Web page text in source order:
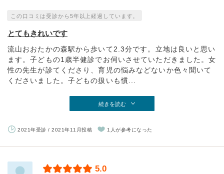
この口コミは受診から5年以上経過しています。
とてもきれいです
流山おおたかの森駅から歩いて2.3分です。立地は良いと思い
ます。子どもの1歳半健診でお伺いさせていただきました。女
性の先生が診てくださり、育児の悩みなどないか色々聞いて
くださいました。子どもの扱いも慣...
続きを読む
2021年受診 / 2021年11月投稿 1人が参考になった
5.0